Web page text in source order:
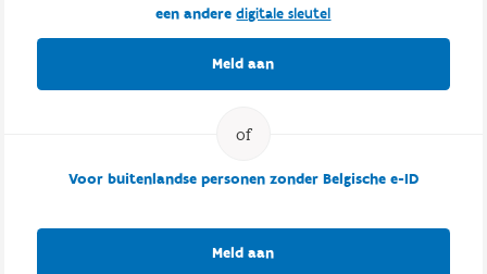
een anderedigitale sleutel
Meld aan
Voor buitenlandse personen zonder Belgische e-ID
Meld aan